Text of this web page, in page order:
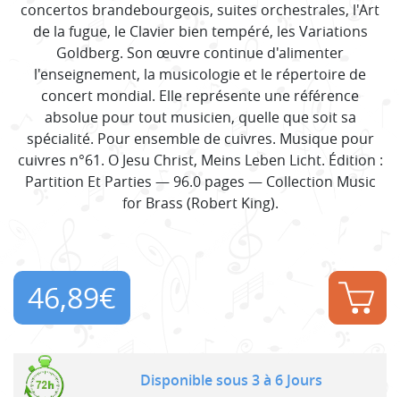
concertos brandebourgeois, suites orchestrales, l'Art
de la fugue, le Clavier bien tempéré, les Variations
Goldberg. Son œuvre continue d'alimenter
l'enseignement, la musicologie et le répertoire de
concert mondial. Elle représente une référence
absolue pour tout musicien, quelle que soit sa
spécialité. Pour ensemble de cuivres. Musique pour
cuivres n°61. O Jesu Christ, Meins Leben Licht. Édition :
Partition Et Parties — 96.0 pages — Collection Music
for Brass (Robert King).
46,89€
Disponible sous 3 à 6 Jours